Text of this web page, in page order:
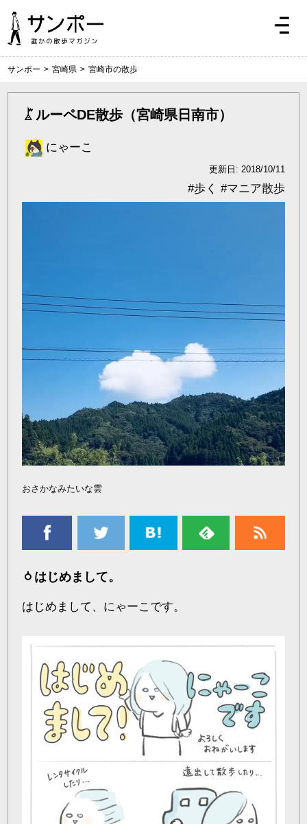
サンポー > 宮崎県 > 宮崎市の散歩
ルーペDE散歩（宮崎県日南市）
にゃーこ
更新日: 2018/10/11
#マニア散歩
#歩く
おさかなみたいな雲
はじめまして。
はじめまして、にゃーこです。